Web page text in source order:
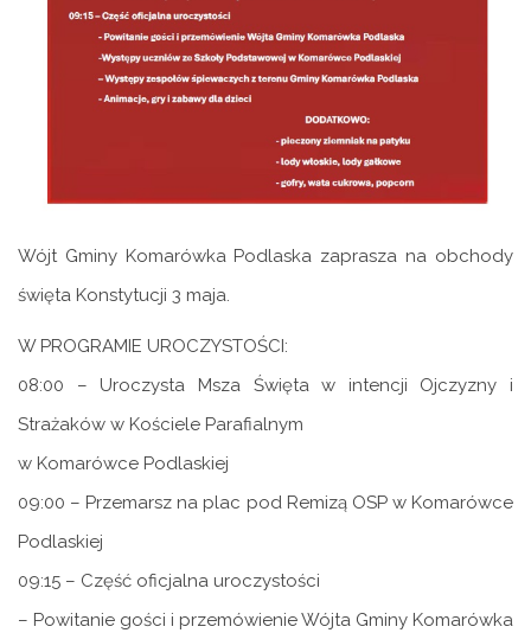
Wójt Gminy Komarówka Podlaska zaprasza na obchody
święta Konstytucji 3 maja.
W PROGRAMIE UROCZYSTOŚCI:
08:00 – Uroczysta Msza Święta w intencji Ojczyzny i
Strażaków w Kościele Parafialnym
w Komarówce Podlaskiej
09:00 – Przemarsz na plac pod Remizą OSP w Komarówce
Podlaskiej
09:15 – Część oficjalna uroczystości
– Powitanie gości i przemówienie Wójta Gminy Komarówka